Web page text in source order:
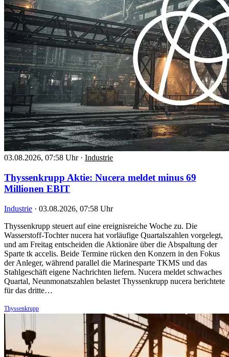
03.08.2026, 07:58 Uhr · Industrie
Thyssenkrupp Aktie: Nucera meldet minus 69
Millionen EBIT
Industrie · 03.08.2026, 07:58 Uhr
Thyssenkrupp steuert auf eine ereignisreiche Woche zu. Die
Wasserstoff-Tochter nucera hat vorläufige Quartalszahlen vorgelegt,
und am Freitag entscheiden die Aktionäre über die Abspaltung der
Sparte tk accelis. Beide Termine rücken den Konzern in den Fokus
der Anleger, während parallel die Marinesparte TKMS und das
Stahlgeschäft eigene Nachrichten liefern. Nucera meldet schwaches
Quartal, Neunmonatszahlen belastet Thyssenkrupp nucera berichtete
für das dritte…
Thyssenkrupp